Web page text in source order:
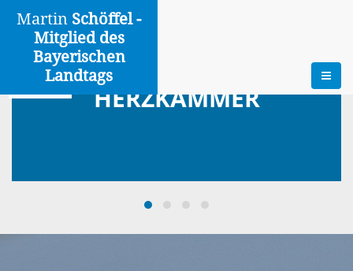
Martin Schöffel -
Mitglied des
Bayerischen
Landtags
HERZKAMMER